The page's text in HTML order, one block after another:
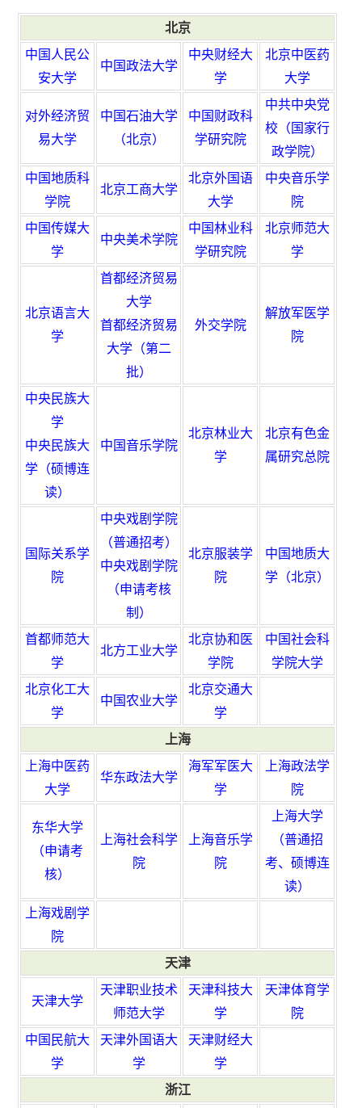
范文】 【通用考博英语高频词汇统计（音标词义
版）】
北京
中国人民公
安大学
中国政法大学
中央财经大
学
北京中医药
大学
对外经济贸
易大学
中国石油大学
（北京）
中国财政科
学研究院
中共中央党
校（国家行
政学院）
中国地质科
学院
北京工商大学
北京外国语
大学
中央音乐学
院
中国传媒大
学
中央美术学院
中国林业科
学研究院
北京师范大
学
北京语言大
学
首都经济贸易
大学
首都经济贸易
大学（第二
批）
外交学院
解放军医学
院
中央民族大
学
中央民族大
学（硕博连
读）
中国音乐学院
北京林业大
学
北京有色金
属研究总院
国际关系学
院
中央戏剧学院
（普通招考）
中央戏剧学院
（申请考核
制）
北京服装学
院
中国地质大
学（北京）
首都师范大
学
北方工业大学
北京协和医
学院
中国社会科
学院大学
北京化工大
学
中国农业大学
北京交通大
学
上海
上海中医药
大学
华东政法大学
海军军医大
学
上海政法学
院
东华大学
（申请考
核）
上海社会科学
院
上海音乐学
院
上海大学
（普通招
考、硕博连
读）
上海戏剧学
院
天津
天津大学
天津职业技术
师范大学
天津科技大
学
天津体育学
院
中国民航大
学
天津外国语大
学
天津财经大
学
浙江